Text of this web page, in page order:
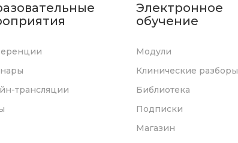
трансляции
Электронное
обучение
Модули
Клинические разборы
Библиотека
Подписки
Магазин